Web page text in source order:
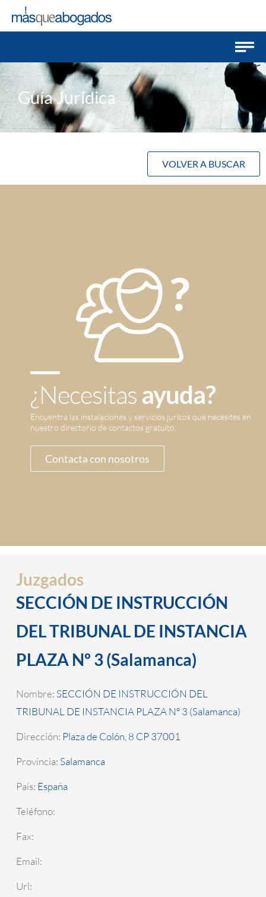
Guía Jurídica
VOLVER A BUSCAR
¿Necesitasayuda?
Encuentra las instalaciones y servicios jurícos que necesites en
nuestro directorio de contactos gratuito.
Contacta con nosotros
Juzgados
SECCIÓN DE INSTRUCCIÓN
DEL TRIBUNAL DE INSTANCIA
PLAZA Nº 3 (Salamanca)
Nombre: SECCIÓN DE INSTRUCCIÓN DEL
TRIBUNAL DE INSTANCIA PLAZA Nº 3 (Salamanca)
Dirección: Plaza de Colón, 8 CP 37001
Provincia: Salamanca
País: España
Teléfono:
Fax:
Email:
Url: